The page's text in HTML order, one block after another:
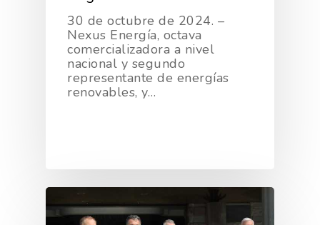
30 de octubre de 2024. –
Nexus Energía, octava
comercializadora a nivel
nacional y segundo
representante de energías
renovables, y…